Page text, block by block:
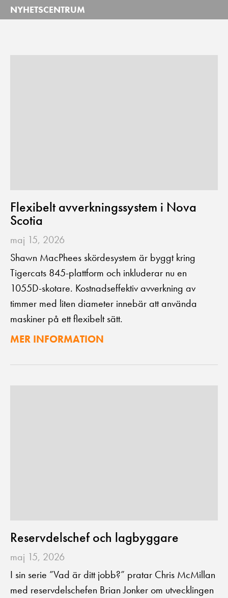
NYHETSCENTRUM
Flexibelt avverkningssystem i Nova
Scotia
maj 15, 2026
Shawn MacPhees skördesystem är byggt kring
Tigercats 845-plattform och inkluderar nu en
1055D-skotare. Kostnadseffektiv avverkning av
timmer med liten diameter innebär att använda
maskiner på ett flexibelt sätt.
MER INFORMATION
Reservdelschef och lagbyggare
maj 15, 2026
I sin serie ”Vad är ditt jobb?” pratar Chris McMillan
med reservdelschefen Brian Jonker om utvecklingen